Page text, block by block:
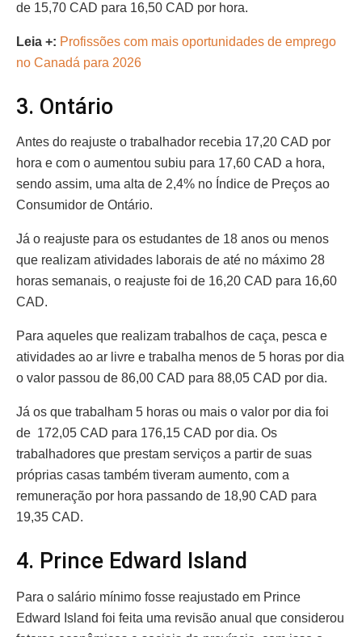
de 15,70 CAD para 16,50 CAD por hora.
Leia +: Profissões com mais oportunidades de emprego
no Canadá para 2026
3. Ontário
Antes do reajuste o trabalhador recebia 17,20 CAD por
hora e com o aumentou subiu para 17,60 CAD a hora,
sendo assim, uma alta de 2,4% no Índice de Preços ao
Consumidor de Ontário.
Já o reajuste para os estudantes de 18 anos ou menos
que realizam atividades laborais de até no máximo 28
horas semanais, o reajuste foi de 16,20 CAD para 16,60
CAD.
Para aqueles que realizam trabalhos de caça, pesca e
atividades ao ar livre e trabalha menos de 5 horas por dia
o valor passou de 86,00 CAD para 88,05 CAD por dia.
Já os que trabalham 5 horas ou mais o valor por dia foi
de 172,05 CAD para 176,15 CAD por dia. Os
trabalhadores que prestam serviços a partir de suas
próprias casas também tiveram aumento, com a
remuneração por hora passando de 18,90 CAD para
19,35 CAD.
4. Prince Edward Island
Para o salário mínimo fosse reajustado em Prince
Edward Island foi feita uma revisão anual que considerou